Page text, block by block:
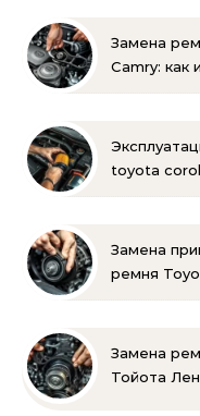
Замена
Camry: как
toyota
Замена
ремня
своими
Замена
Тойота